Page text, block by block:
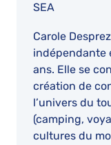
SEA
Carole
indépendante
ans. Elle se
création de
l’univers du
(camping,
cultures du